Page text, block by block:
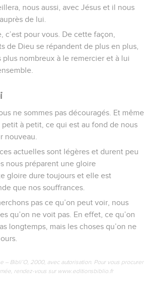
nous aussi, avec Jésus et il nous
de lui.
c’est pour vous. De cette façon,
de Dieu se répandent de plus en plus,
plus nombreux à le remercier et à lui
ne sommes pas découragés. Et même
petit à petit, ce qui est au fond de nous
nouveau.
actuelles sont légères et durent peu
nous préparent une gloire
gloire dure toujours et elle est
que nos souffrances.
pas ce qu’on peut voir, nous
qu’on ne voit pas. En effet, ce qu’on
longtemps, mais les choses qu’on ne
– Bibli’O, 2000, avec autorisation. Pour vous procurer
rendez-vous sur www.editionsbiblio.fr